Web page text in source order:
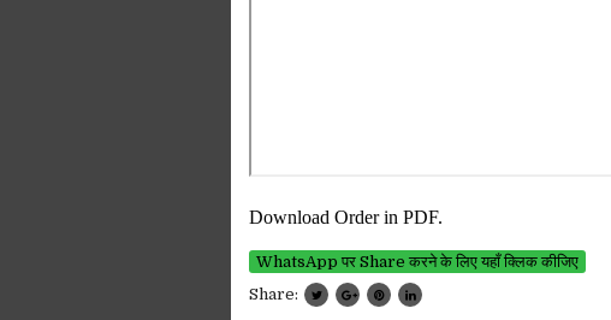
Download Order in PDF.
WhatsApp पर Share करने के लिए यहाँ क्लिक कीजिए
Share: